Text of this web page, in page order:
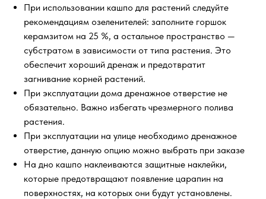
При использовании кашпо для растений следуйте
рекомендациям озеленителей: заполните горшок
керамзитом на 25 %, а остальное пространство —
субстратом в зависимости от типа растения. Это
обеспечит хороший дренаж и предотвратит
загнивание корней растений.
При эксплуатации дома дренажное отверстие не
обязательно. Важно избегать чрезмерного полива
растения.
При эксплуатации на улице необходимо дренажное
отверстие, данную опцию можно выбрать при заказе
На дно кашпо наклеиваются защитные наклейки,
которые предотвращают появление царапин на
поверхностях, на которых они будут установлены.